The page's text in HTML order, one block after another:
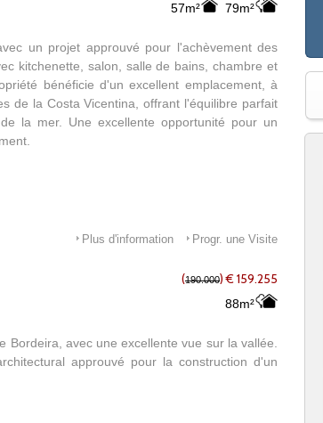
57m²
79m²
un projet approuvé pour l'achèvement des
kitchenette, salon, salle de bains, chambre et
bénéficie d'un excellent emplacement, à
de la Costa Vicentina, offrant l'équilibre parfait
la mer. Une excellente opportunité pour un
Progr. une Visite
Plus d'information
(190.000) € 159.255
88m²
avec une excellente vue sur la vallée.
approuvé pour la construction d'un